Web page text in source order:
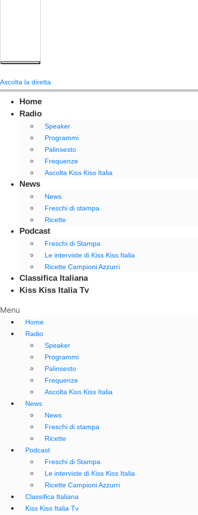
Ascolta la diretta
Home
Radio
Speaker
Programmi
Palinsesto
Frequenze
Ascolta Kiss Kiss Italia
News
News
Freschi di stampa
Ricette
Podcast
Freschi di Stampa
Le interviste di Kiss Kiss Italia
Ricette Campioni Azzurri
Classifica Italiana
Kiss Kiss Italia Tv
Menu
Home
Radio
Speaker
Programmi
Palinsesto
Frequenze
Ascolta Kiss Kiss Italia
News
News
Freschi di stampa
Ricette
Podcast
Freschi di Stampa
Le interviste di Kiss Kiss Italia
Ricette Campioni Azzurri
Classifica Italiana
Kiss Kiss Italia Tv